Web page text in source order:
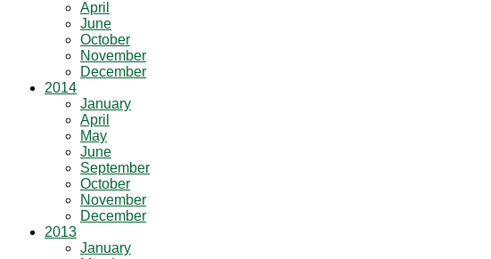
April
June
October
November
December
2014
January
April
May
June
September
October
November
December
2013
January